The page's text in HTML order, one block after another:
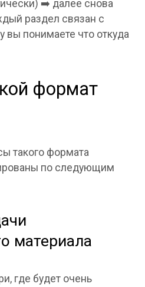
➡️ далее снова
раздел связан с
понимаете что откуда
формат
такого формата
по следующим
материала
где будет очень